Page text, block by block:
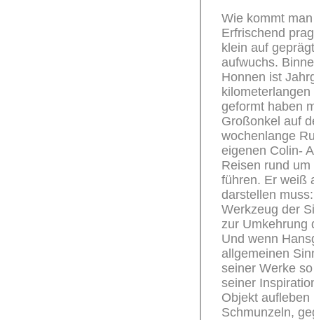
Wie kommt
Erfrischend
klein auf
aufwuchs.
Honnen ist
geformt haben
Großonkel auf
wochenlange
eigenen Colin-
Reisen rund
führen. Er weiß
darstellen
Werkzeug der
zur Umkehrung
Und wenn
allgemeinen
seiner Werke
seiner
Objekt
Schmunzeln,